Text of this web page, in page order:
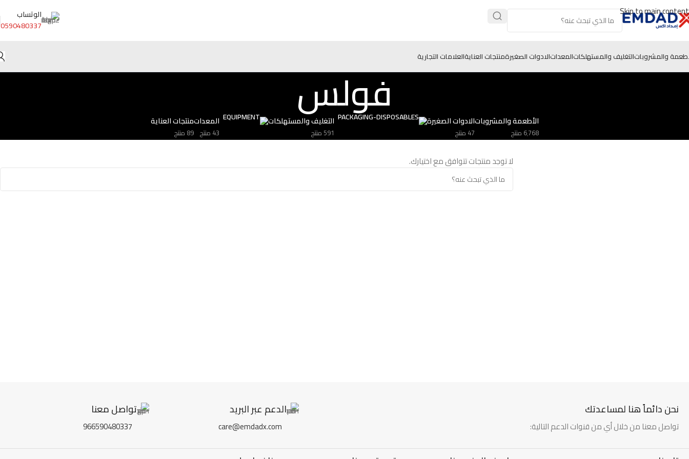
Skip to main content
الوتساب
0590480337
والمشروباتالتغليف والمستهلكاتالمعداتالادوات الصغيرةمنتجات العنايةالعلامات التجارية
فولس الأطعمة والمشروبات
6٬768 منتج
الادوات الصغيرة
47 منتج
التغليف والمستهلكات
591 منتج
المعدات
43 منتج
منتجات العناية
89 منتج
لا توجد منتجات تتوافق مع اختيارك.
نحن دائماً هنا لمساعدتك
تواصل معنا من خلال أي من قنوات الدعم التالية:
الدعم عبر البريد
care@emdadx.com
تواصل معنا
966590480337